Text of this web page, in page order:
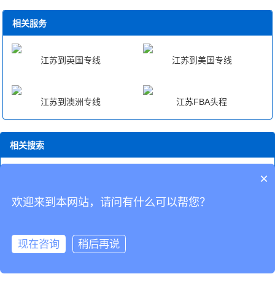
相关服务
江苏到英国专线 江苏到美国专线
江苏到澳洲专线 江苏FBA头程
相关搜索
东营附
递 dhl国际快递 江苏英国专线 国际ems快递单号查询
×
欢迎来到本网站，请问有什么可以帮您？
现在咨询 稍后再说